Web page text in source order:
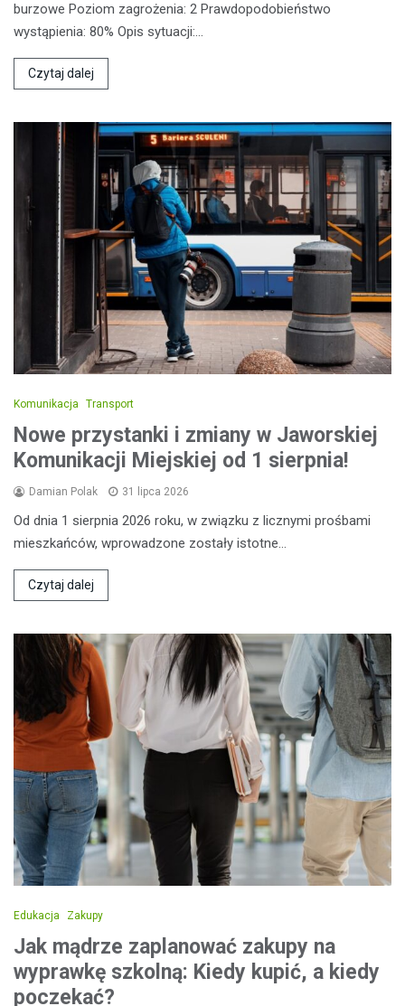
burzowe Poziom zagrożenia: 2 Prawdopodobieństwo
wystąpienia: 80% Opis sytuacji:…
Czytaj dalej
Komunikacja Transport
Nowe przystanki i zmiany w Jaworskiej
Komunikacji Miejskiej od 1 sierpnia!
Damian Polak 31 lipca 2026
Od dnia 1 sierpnia 2026 roku, w związku z licznymi prośbami
mieszkańców, wprowadzone zostały istotne…
Czytaj dalej
Edukacja Zakupy
Jak mądrze zaplanować zakupy na
wyprawkę szkolną: Kiedy kupić, a kiedy
poczekać?